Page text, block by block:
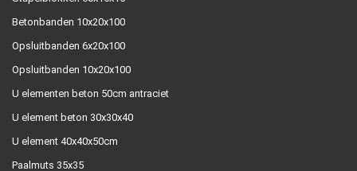
Betonbanden 10x20x100
Opsluitbanden 6x20x100
Opsluitbanden 10x20x100
U elementen beton 50cm antraciet
U element beton 30x30x40
U element 40x40x50cm
Paalmuts 35x35